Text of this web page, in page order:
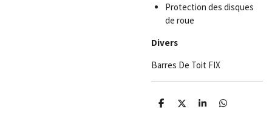
Protection des disques
de roue
Divers
Barres De Toit FIX
P
P
P
P